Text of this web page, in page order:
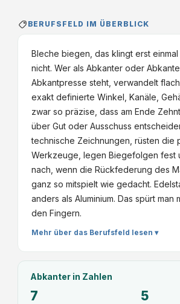
BERUFSFELD IM ÜBERBLICK
Bleche biegen, das klingt erst einmal
nicht. Wer als Abkanter oder
Abkantpresse steht, verwandelt
exakt definierte Winkel, Kanäle,
zwar so präzise, dass am Ende
über Gut oder Ausschuss
technische Zeichnungen, rüsten die
Werkzeuge, legen Biegefolgen fest
nach, wenn die Rückfederung des
ganz so mitspielt wie gedacht.
anders als Aluminium. Das spürt man
den Fingern.
Mehr über das Berufsfeld lesen ▾
Abkanterin Zahlen
7 5